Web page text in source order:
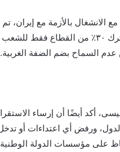
الانشغال بالأزمة مع
حوالي ٧٠٪؜ من القطاع، بما يعني فعلياً
السماح بضم الضفة الغربية.
أكد أيضًا أن إرساء
ورفض أي اعتداءات أو تدخل
على مؤسسات الدولة